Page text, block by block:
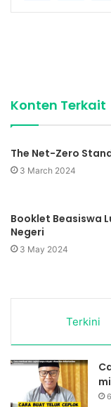
Konten Terkait
The Net-Zero
3 March 2024
Booklet Beasiswa
Negeri
3 May 2024
Terkini